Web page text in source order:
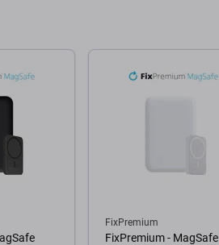
FixPremium
FixPremium - MagSafe